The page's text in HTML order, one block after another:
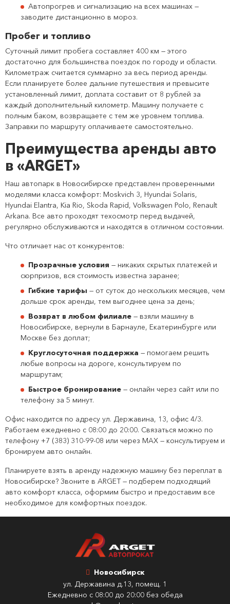
Автопрогрев и сигнализацию на всех машинах —
заводите дистанционно в мороз.
Пробег и топливо
Суточный лимит пробега составляет 400 км — этого
достаточно для большинства поездок по городу и области.
Километраж считается суммарно за весь период аренды.
Если планируете более дальние путешествия и превысите
установленный лимит, доплата составит от 8 рублей за
каждый дополнительный километр. Машину получаете с
полным баком, возвращаете с тем же уровнем топлива.
Заправки по маршруту оплачиваете самостоятельно.
Преимущества аренды авто
в «ARGET»
Наш автопарк в Новосибирске представлен проверенными
моделями класса комфорт: Moskvich 3, Hyundai Solaris,
Hyundai Elantra, Kia Rio, Skoda Rapid, Volkswagen Polo, Renault
Arkana. Все авто проходят техосмотр перед выдачей,
регулярно обслуживаются и находятся в отличном состоянии.
Что отличает нас от конкурентов:
Прозрачные условия — никаких скрытых платежей и
сюрпризов, вся стоимость известна заранее;
Гибкие тарифы — от суток до нескольких месяцев, чем
дольше срок аренды, тем выгоднее цена за день;
Возврат в любом филиале — взяли машину в
Новосибирске, вернули в Барнауле, Екатеринбурге или
Москве без доплат;
Круглосуточная поддержка — помогаем решить
любые вопросы на дороге, консультируем по
маршрутам;
Быстрое бронирование — онлайн через сайт или по
телефону за 5 минут.
Офис находится по адресу ул. Державина, 13, офис 4/3.
Работаем ежедневно с 08:00 до 20:00. Связаться можно по
телефону +7 (383) 310-99-08 или через MAX — консультируем и
бронируем авто онлайн.
Планируете взять в аренду надежную машину без переплат в
Новосибирске? Звоните в ARGET — подберем подходящий
авто комфорт класса, оформим быстро и предоставим все
необходимое для комфортных поездок.
Новосибирск
ул. Державина д.13, помещ. 1
Ежедневно с 08:00 до 20:00 без обеда